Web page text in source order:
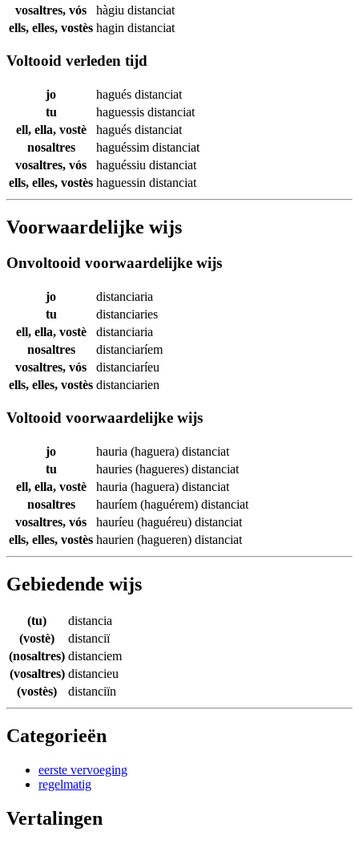
vosaltres, vós
hàgiu distanciat
ells, elles, vostès hagin distanciat
Voltooid verleden tijd
jo hagués distanciat
tu
haguessis distanciat
ell, ella, vostè
hagués distanciat
nosaltres
haguéssim distanciat
vosaltres, vós
haguéssiu distanciat
ells, elles, vostès haguessin distanciat
Voorwaardelijke wijs
Onvoltooid voorwaardelijke wijs
jo
distanciaria
tu
distanciaries
ell, ella, vostè
distanciaria
nosaltres
distanciaríem
vosaltres, vós
distanciaríeu
ells, elles, vostès distanciarien
Voltooid voorwaardelijke wijs
jo hauria (haguera) distanciat
tu
hauries (hagueres) distanciat
ell, ella, vostè
hauria (haguera) distanciat
nosaltres
hauríem (haguérem) distanciat
vosaltres, vós
hauríeu (haguéreu) distanciat
ells, elles, vostès haurien (hagueren) distanciat
Gebiedende wijs
(tu)
distancia
(vostè)
distanciï
(nosaltres) distanciem
(vosaltres) distancieu
(vostès)
distanciïn
Categorieën
eerste vervoeging
regelmatig
Vertalingen